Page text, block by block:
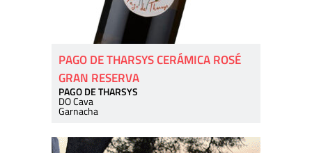
PAGO DE THARSYS CERÁMICA ROSÉ
GRAN RESERVA
PAGO DE THARSYS
DO Cava
Garnacha